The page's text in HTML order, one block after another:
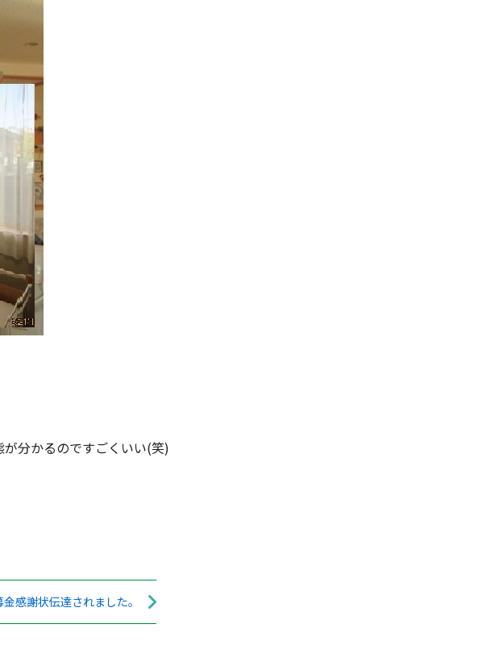
分かるのですごくいい(笑)
感謝状伝達されました。